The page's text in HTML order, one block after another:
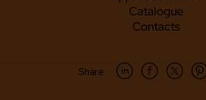
Catalogue
Contacts
Share